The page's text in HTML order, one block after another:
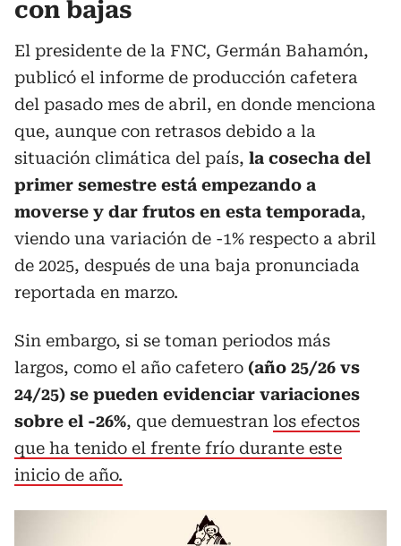
con bajas
El presidente de la FNC, Germán Bahamón,
publicó el informe de producción cafetera
del pasado mes de abril, en donde menciona
que, aunque con retrasos debido a la
situación climática del país, la cosecha del
primer semestre está empezando a
moverse y dar frutos en esta temporada,
viendo una variación de -1% respecto a abril
de 2025, después de una baja pronunciada
reportada en marzo.
Sin embargo, si se toman periodos más
largos, como el año cafetero (año 25/26 vs
24/25) se pueden evidenciar variaciones
sobre el -26%, que demuestran los efectos
que ha tenido el frente frío durante este
inicio de año.